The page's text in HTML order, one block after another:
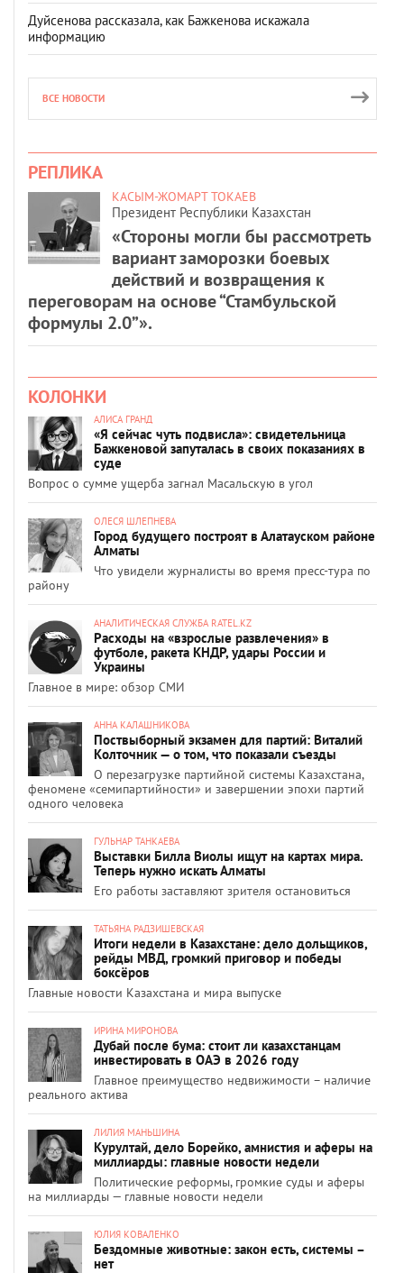
Дуйсенова рассказала, как Бажкенова искажала
информацию
ВСЕ НОВОСТИ
РЕПЛИКА
КАСЫМ-ЖОМАРТ ТОКАЕВ
Президент Республики Казахстан
«Стороны могли бы рассмотреть
вариант заморозки боевых
действий и возвращения к
переговорам на основе “Стамбульской
формулы 2.0”».
КОЛОНКИ
АЛИСА ГРАНД
«Я сейчас чуть подвисла»: свидетельница
Бажкеновой запуталась в своих показаниях в
суде
Вопрос о сумме ущерба загнал Масальскую в угол
ОЛЕСЯ ШЛЕПНЕВА
Город будущего построят в Алатауском районе
Алматы
Что увидели журналисты во время пресс-тура по
району
АНАЛИТИЧЕСКАЯ СЛУЖБА RATEL.KZ
Расходы на «взрослые развлечения» в
футболе, ракета КНДР, удары России и
Украины
Главное в мире: обзор СМИ
АННА КАЛАШНИКОВА
Поствыборный экзамен для партий: Виталий
Колточник — о том, что показали съезды
О перезагрузке партийной системы Казахстана,
феномене «семипартийности» и завершении эпохи партий
одного человека
ГУЛЬНАР ТАНКАЕВА
Выставки Билла Виолы ищут на картах мира.
Теперь нужно искать Алматы
Его работы заставляют зрителя остановиться
ТАТЬЯНА РАДЗИШЕВСКАЯ
Итоги недели в Казахстане: дело дольщиков,
рейды МВД, громкий приговор и победы
боксёров
Главные новости Казахстана и мира выпуске
ИРИНА МИРОНОВА
Дубай после бума: стоит ли казахстанцам
инвестировать в ОАЭ в 2026 году
Главное преимущество недвижимости – наличие
реального актива
ЛИЛИЯ МАНЬШИНА
Курултай, дело Борейко, амнистия и аферы на
миллиарды: главные новости недели
Политические реформы, громкие суды и аферы
на миллиарды — главные новости недели
ЮЛИЯ КОВАЛЕНКО
Бездомные животные: закон есть, системы –
нет